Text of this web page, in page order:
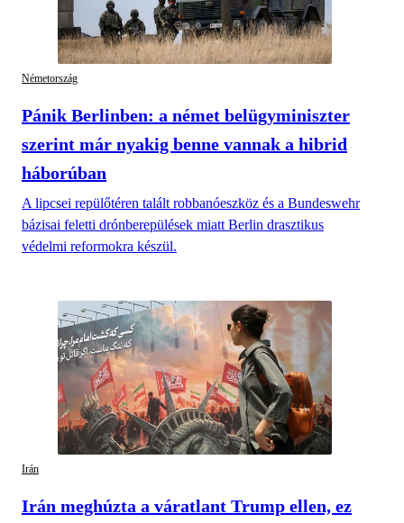
Németország
Pánik Berlinben: a német belügyminiszter
szerint már nyakig benne vannak a hibrid
háborúban
A lipcsei repülőtéren talált robbanóeszköz és a Bundeswehr
bázisai feletti drónberepülések miatt Berlin drasztikus
védelmi reformokra készül.
Irán
Irán meghúzta a váratlant Trump ellen, ez